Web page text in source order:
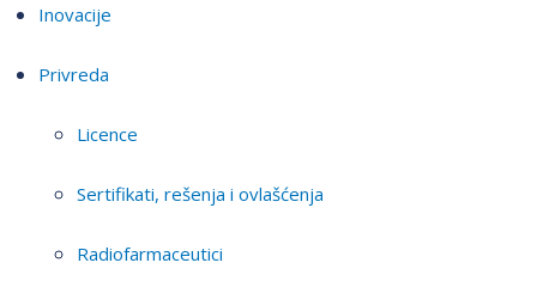
Inovacije
Privreda
Licence
Sertifikati, rešenja i ovlašćenja
Radiofarmaceutici